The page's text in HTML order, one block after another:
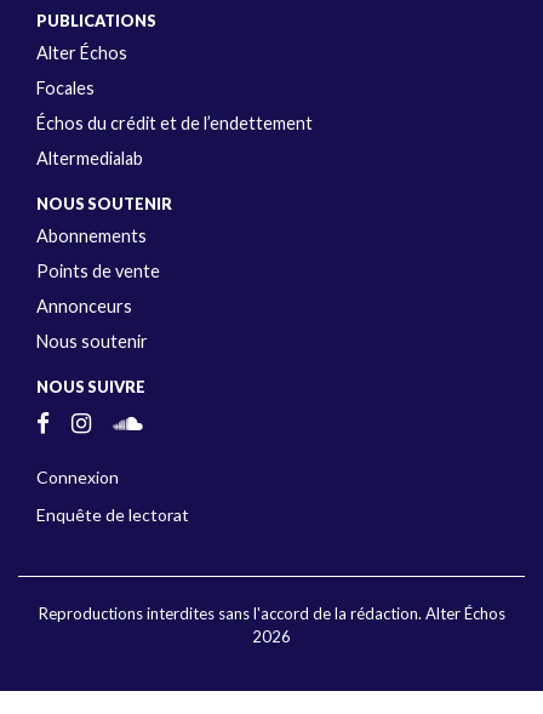
PUBLICATIONS
Alter Échos
Focales
Échos du crédit et de l’endettement
Altermedialab
NOUS SOUTENIR
Abonnements
Points de vente
Annonceurs
Nous soutenir
NOUS SUIVRE
Connexion
Enquête de lectorat
Reproductions interdites sans l'accord de la rédaction. Alter Échos
2026